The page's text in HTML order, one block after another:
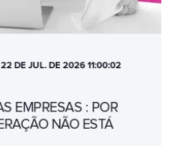
22 DE JUL. DE 2026 11:00:02
EMPRESAS : POR
NÃO ESTÁ